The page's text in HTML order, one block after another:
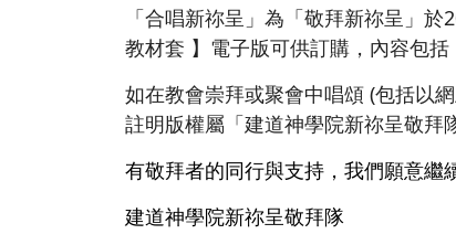
「合唱新祢呈」為「敬拜新祢呈」
教材套 】電子版可供訂購，內容包
如在教會崇拜或聚會中唱頌 (包括以
註明版權屬「建道神學院新祢呈敬拜
有敬拜者的同行與支持，我們願意繼
建道神學院新祢呈敬拜隊